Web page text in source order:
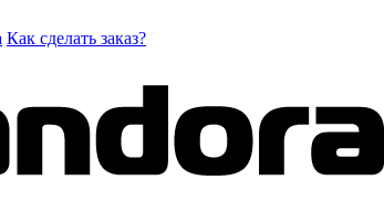
Как сделать заказ?